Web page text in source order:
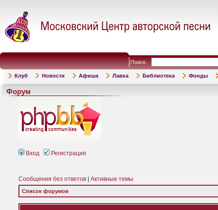
Поиск:
Клуб Новости Афиша Лавка Библиотека Фонды
Форум
Вход Регистрация
Сообщения без ответов Активные темы
Список форумов